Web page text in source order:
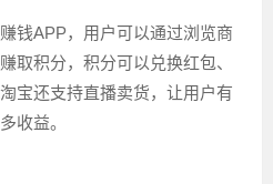
钱APP，用户可以通过浏览商
取积分，积分可以兑换红包、
宝还支持直播卖货，让用户有
收益。